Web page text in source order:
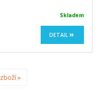
Skladem
DETAIL
»